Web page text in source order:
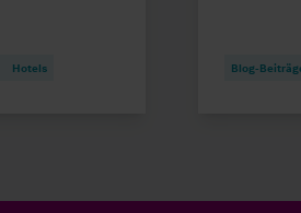
Hotels Blog-